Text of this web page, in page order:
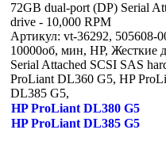
72GB dual-port (DP) Serial
drive - 10,000 RPM
Артикул: vt-36292, 505608-
10000об, мин, HP, Жесткие
Serial Attached SCSI SAS
ProLiant DL360 G5, HP
DL385 G5,
HP ProLiant DL380 G5
HP ProLiant DL385 G5